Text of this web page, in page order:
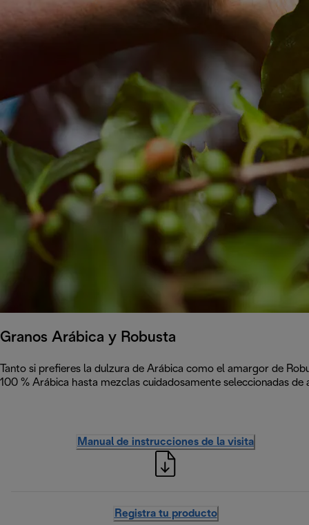
Granos Arábica y Robusta
Tanto si prefieres la dulzura de Arábica como el amargor de
100 % Arábica hasta mezclas cuidadosamente seleccionadas de
Manual de instrucciones de la visita
Registra tu producto